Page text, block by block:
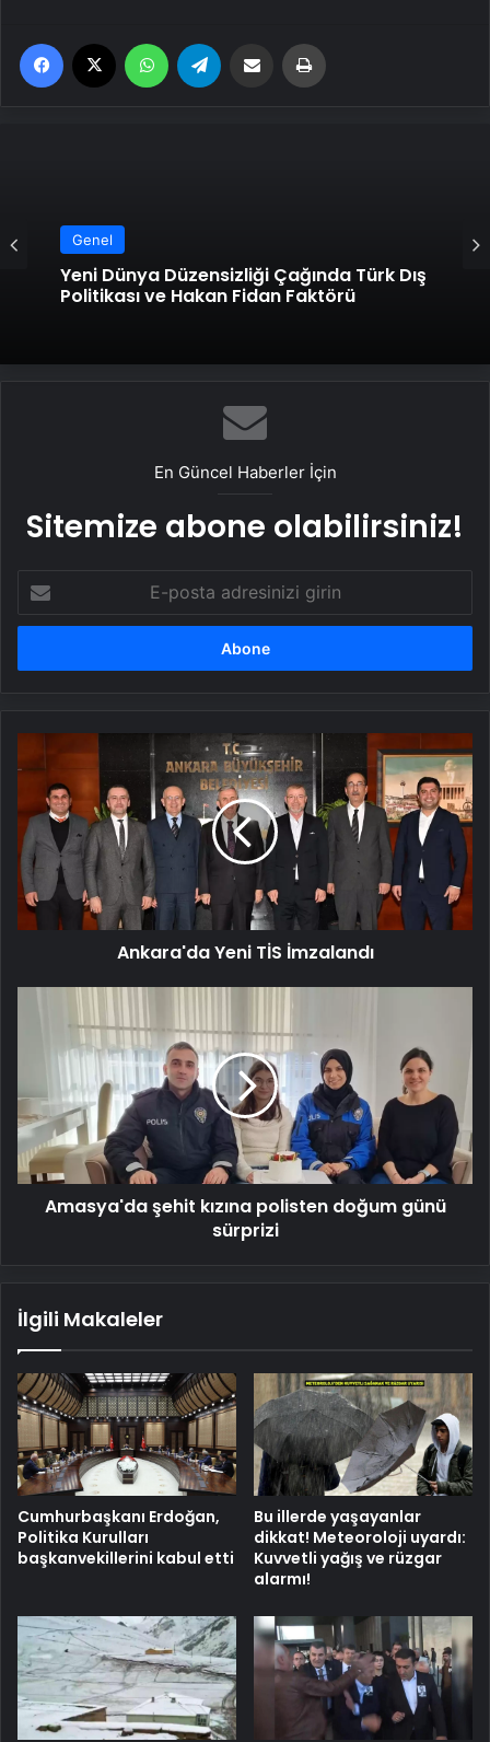
Facebook WhatsApp Email'den paylaş
Genel
Yeni Dünya Düzensizliği Çağında Türk Dış
Politikası ve Hakan Fidan Faktörü
En Güncel Haberler İçin
Sitemize abone olabilirsiniz!
posta
adresinizi
Yeni
İmzalandı
Ankara'da Yeni TİS İmzalandı
doğum
günü
sürprizi
Amasya'da şehit kızına polisten doğum günü
sürprizi
İlgili Makaleler
Cumhurbaşkanı Erdoğan,
Politika Kurulları
başkanvekillerini kabul etti
Bu illerde yaşayanlar
dikkat! Meteoroloji uyardı:
Kuvvetli yağış ve rüzgar
alarmı!